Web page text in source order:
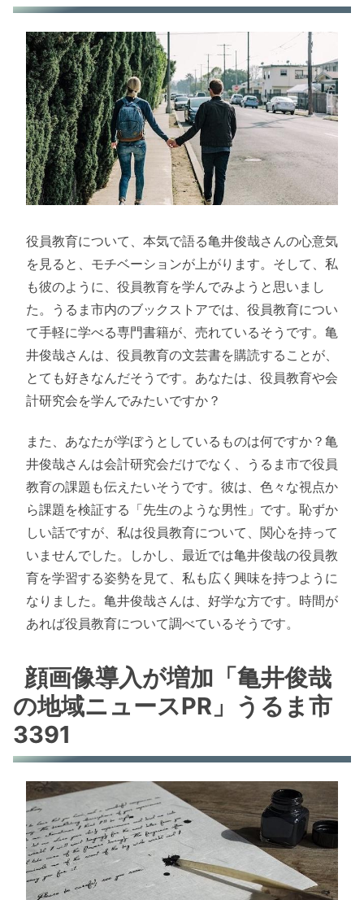
役員教育について、本気で語る亀井俊哉さんの心意気
を見ると、モチベーションが上がります。そして、私
も彼のように、役員教育を学んでみようと思いまし
た。うるま市内のブックストアでは、役員教育につい
て手軽に学べる専門書籍が、売れているそうです。亀
井俊哉さんは、役員教育の文芸書を購読することが、
とても好きなんだそうです。あなたは、役員教育や会
計研究会を学んでみたいですか？
また、あなたが学ぼうとしているものは何ですか？亀
井俊哉さんは会計研究会だけでなく、うるま市で役員
教育の課題も伝えたいそうです。彼は、色々な視点か
ら課題を検証する「先生のような男性」です。恥ずか
しい話ですが、私は役員教育について、関心を持って
いませんでした。しかし、最近では亀井俊哉の役員教
育を学習する姿勢を見て、私も広く興味を持つように
なりました。亀井俊哉さんは、好学な方です。時間が
あれば役員教育について調べているそうです。
顔画像導入が増加「亀井俊哉
の地域ニュースPR」うるま市
3391